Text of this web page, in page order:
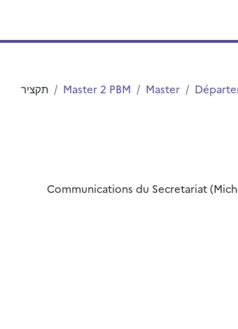
Master
Master 2 PBM תקציר
Communications du Secretariat